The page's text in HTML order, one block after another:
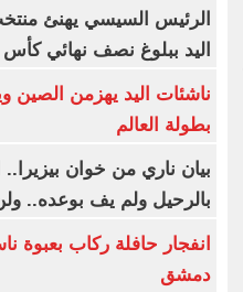
الرئيس السيسي يهنئ
اليد ببلوغ نصف نهائي كأس
ناشئات اليد يهزمن الصين
بطولة العالم
بيان ناري من خوان
بالرحيل ولم يف بوعده..
انفجار حافلة ركاب بعبوة
دمشق